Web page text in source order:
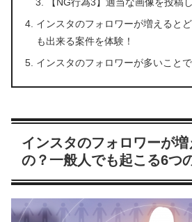
インスタのフォロワーが増えると
も出来る案件を体験！
インスタのフォロワーが多いこと
インスタのフォロワーが
の？一般人でも起こる6つ